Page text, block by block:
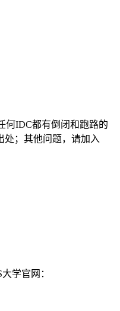
何IDC都有倒闭和跑路的
处；其他问题，请加入
学官网：